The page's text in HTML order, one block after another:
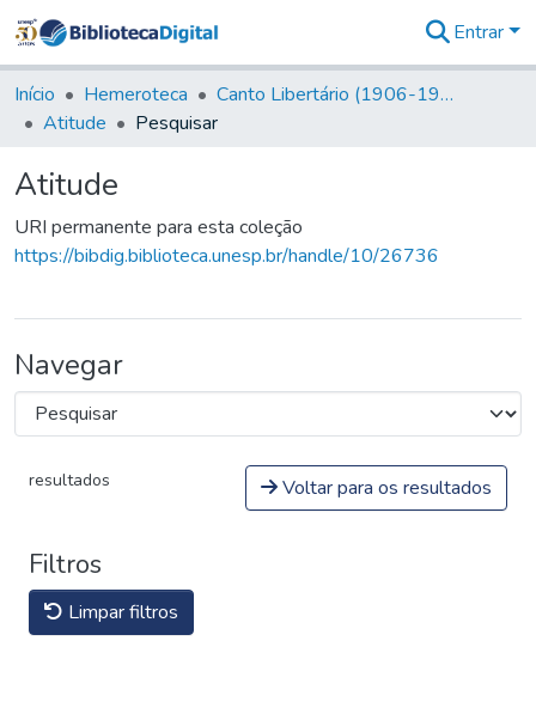
&
Coleções
Estatísticas
Entrar
Início Hemeroteca
Canto Libertário (1906-1995)
Atitude
Pesquisar
Atitude
URI permanente para esta coleção
https://bibdig.biblioteca.unesp.br/handle/10/26736
Navegar
resultados Voltar para os resultados
Filtros
Limpar filtros